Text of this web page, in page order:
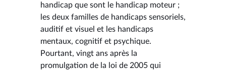
handicap que sont le handicap moteur ;
les deux familles de handicaps sensoriels,
auditif et visuel et les handicaps
mentaux, cognitif et psychique.
Pourtant, vingt ans après la
promulgation de la loi de 2005 qui